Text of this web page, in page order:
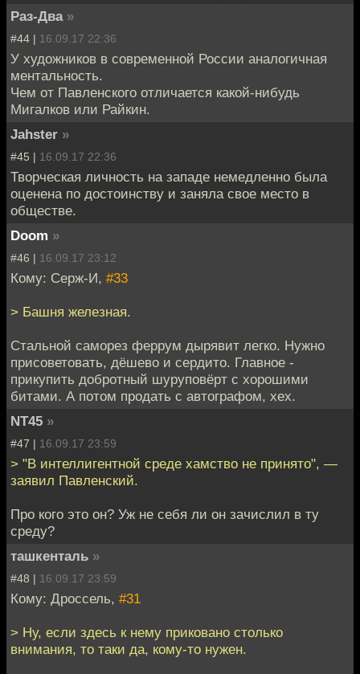
Раз-Два »
#44 | 16.09.17 22:36
У художников в современной России аналогичная
ментальность.
Чем от Павленского отличается какой-нибудь
Мигалков или Райкин.
Jahster »
#45 | 16.09.17 22:36
Творческая личность на западе немедленно была
оценена по достоинству и заняла свое место в
обществе.
Doom »
#46 | 16.09.17 23:12
Кому: Серж-И, #33
> Башня железная.
Стальной саморез феррум дырявит легко. Нужно
присоветовать, дёшево и сердито. Главное -
прикупить добротный шуруповёрт с хорошими
битами. А потом продать с автографом, хех.
NT45 »
#47 | 16.09.17 23:59
> "В интеллигентной среде хамство не принято", —
заявил Павленский.
Про кого это он? Уж не себя ли он зачислил в ту
среду?
ташкенталь »
#48 | 16.09.17 23:59
Кому: Дроссель, #31
> Ну, если здесь к нему приковано столько
внимания, то таки да, кому-то нужен.